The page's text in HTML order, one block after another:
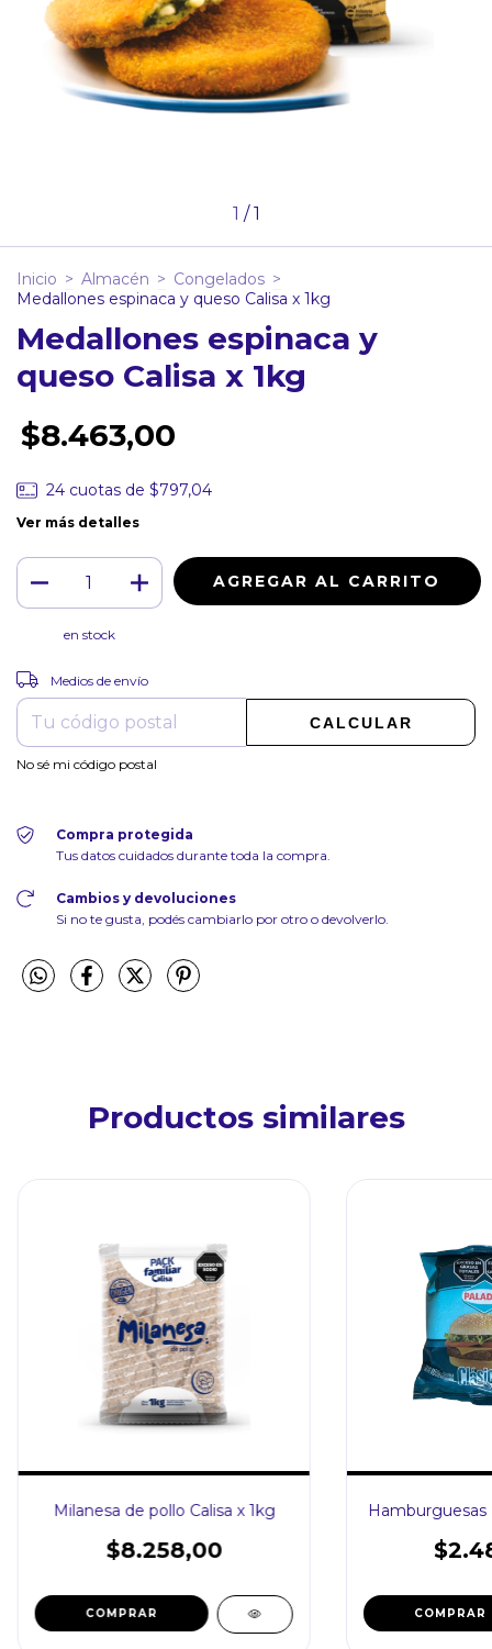
1 /1
Inicio > Almacén > Congelados >
Medallones espinaca y queso Calisa x 1kg
Medallones espinaca y
queso Calisa x 1kg
$8.463,00
24 cuotas de $797,04
Ver más detalles
en stock
Entregas para el CP:
Medios de envío
CALCULAR
No sé mi código postal
Compra protegida
Tus datos cuidados durante toda la compra.
Cambios y devoluciones
Si no te gusta, podés cambiarlo por otro o devolverlo.
Productos similares
Milanesa de pollo Calisa x 1kg
$8.258,00
Hamburguesas